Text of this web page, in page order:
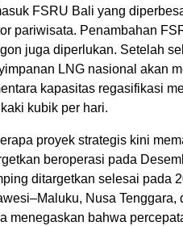
FSRU Bali yang
pariwisata. Penambahan
juga diperlukan. Setelah
LNG nasional akan
kapasitas regasifikasi
kubik per hari.
proyek strategis kini
beroperasi pada
ditargetkan selesai pada
Nusa
menegaskan bahwa